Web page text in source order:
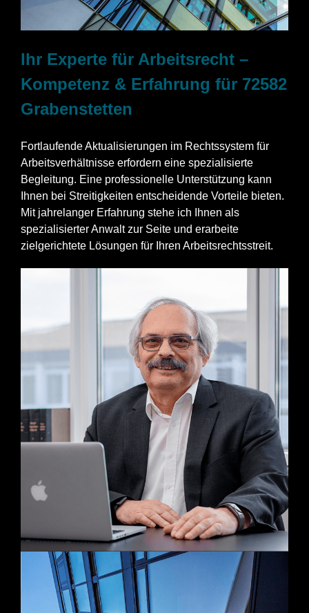
Ihr Experte für Arbeitsrecht –
Kompetenz & Erfahrung für 72582
Grabenstetten
Fortlaufende Aktualisierungen im Rechtssystem für
Arbeitsverhältnisse erfordern eine spezialisierte
Begleitung. Eine professionelle Unterstützung kann
Ihnen bei Streitigkeiten entscheidende Vorteile bieten.
Mit jahrelanger Erfahrung stehe ich Ihnen als
spezialisierter Anwalt zur Seite und erarbeite
zielgerichtete Lösungen für Ihren Arbeitsrechtsstreit.